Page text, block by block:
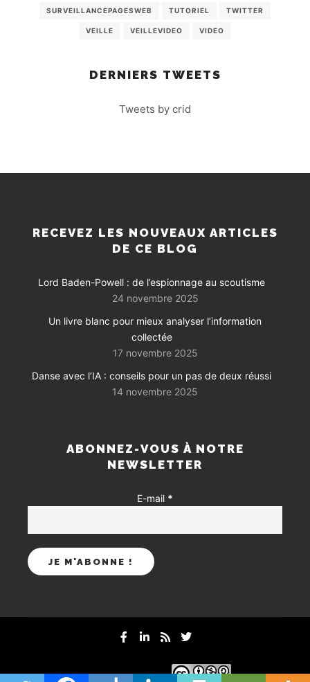
SURVEILLANCEPAGESWEB TUTORIEL TWITTER
VEILLE VEILLEVIDEO VIDEO
DERNIERS TWEETS
Tweets by crid
RECEVEZ LES NOUVEAUX ARTICLES
DE CE BLOG
Lord Baden-Powell : de l’espionnage au scoutisme
24 novembre 2025
Un livre blanc pour mieux analyser l’information
collectée
17 novembre 2025
Danse avec l’IA : conseils pour un pas de deux réussi
14 novembre 2025
ABONNEZ-VOUS À NOTRE
NEWSLETTER
E-mail *